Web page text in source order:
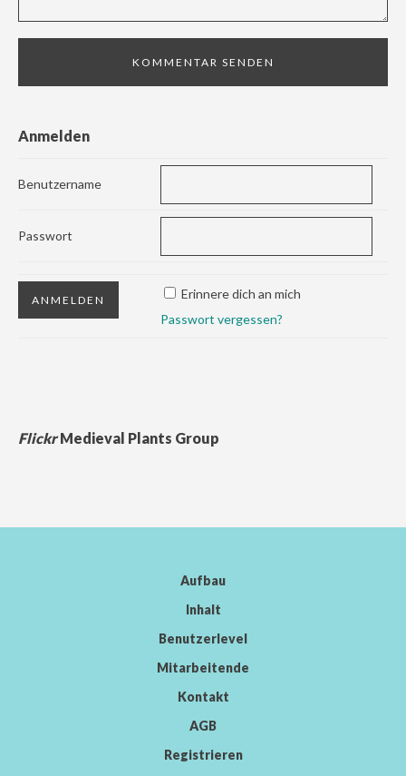
Anmelden
Benutzername
Passwort
Erinnere dich an mich
Passwort vergessen?
FlickrMedieval Plants Group
Aufbau
Inhalt
Benutzerlevel
Mitarbeitende
Kontakt
AGB
Registrieren